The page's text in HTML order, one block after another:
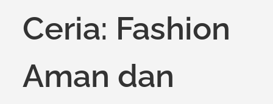
Ceria: Fashion
Aman dan